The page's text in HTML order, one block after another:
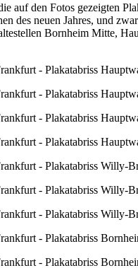
auf den Fotos gezeigten
des neuen Jahres, und
Bornheim Mitte,